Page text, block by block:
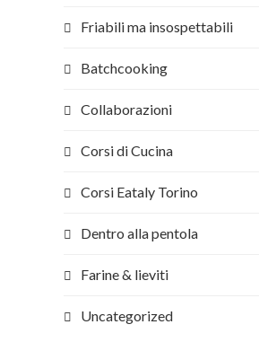
Friabili ma insospettabili
Batchcooking
Collaborazioni
Corsi di Cucina
Corsi Eataly Torino
Dentro alla pentola
Farine & lieviti
Uncategorized